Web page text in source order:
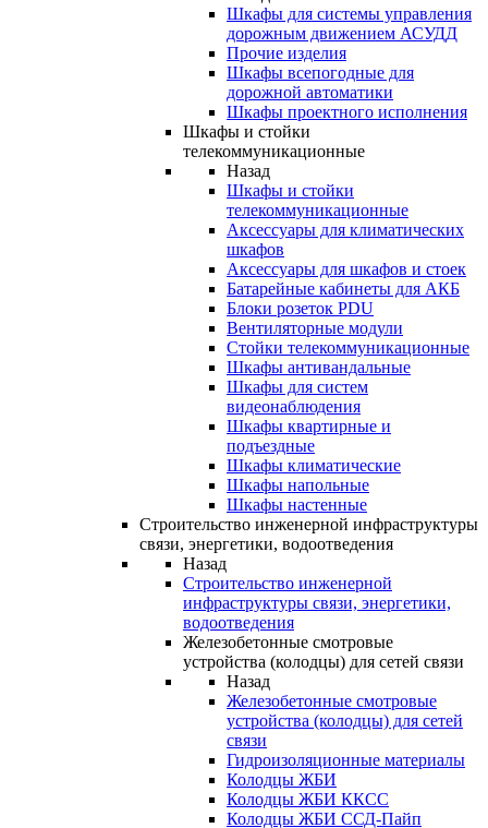
Шкафы для системы управления
дорожным движением АСУДД
Прочие изделия
Шкафы всепогодные для
дорожной автоматики
Шкафы проектного исполнения
Шкафы и стойки
телекоммуникационные
Назад
Шкафы и стойки
телекоммуникационные
Аксессуары для климатических
шкафов
Аксессуары для шкафов и стоек
Батарейные кабинеты для АКБ
Блоки розеток PDU
Вентиляторные модули
Стойки телекоммуникационные
Шкафы антивандальные
Шкафы для систем
видеонаблюдения
Шкафы квартирные и
подъездные
Шкафы климатические
Шкафы напольные
Шкафы настенные
Строительство инженерной инфраструктуры
связи, энергетики, водоотведения
Назад
Строительство инженерной
инфраструктуры связи, энергетики,
водоотведения
Железобетонные смотровые
устройства (колодцы) для сетей связи
Назад
Железобетонные смотровые
устройства (колодцы) для сетей
связи
Гидроизоляционные материалы
Колодцы ЖБИ
Колодцы ЖБИ ККСС
Колодцы ЖБИ ССД-Пайп